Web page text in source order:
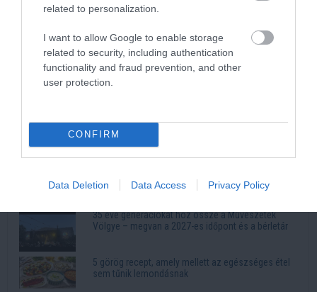
related to personalization.
I want to allow Google to enable storage
related to security, including authentication
functionality and fraud prevention, and other
user protection.
CONFIRM
Data Deletion Data Access Privacy Policy
Kép és a videó forrása: https://www.youtube.com/watch?
Legnépszerűbb
Kiszárad Magyarország: a talajban dőlhet el a
vízválság
35 éve generációkat hoz össze a Művészetek
Völgye – megvan a 2027-es időpont és a bérletár
5 görög recept, amely mellett az egészséges étel
sem tűnik lemondásnak